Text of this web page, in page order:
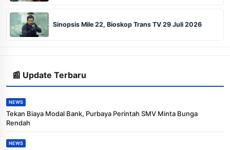
Sinopsis Mile 22, Bioskop Trans TV 29 Juli 2026
📰 Update Terbaru
NEWS
Tekan Biaya Modal Bank, Purbaya Perintah SMV Minta Bunga
Rendah
NEWS